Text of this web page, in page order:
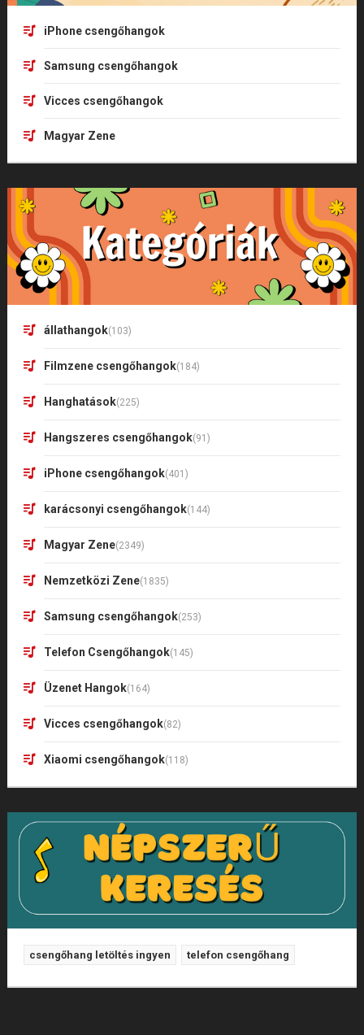
iPhone csengőhangok
Samsung csengőhangok
Vicces csengőhangok
Magyar Zene
állathangok(103)
Filmzene csengőhangok(184)
Hanghatások(225)
Hangszeres csengőhangok(91)
iPhone csengőhangok(401)
karácsonyi csengőhangok(144)
Magyar Zene(2349)
Nemzetközi Zene(1835)
Samsung csengőhangok(253)
Telefon Csengőhangok(145)
Üzenet Hangok(164)
Vicces csengőhangok(82)
Xiaomi csengőhangok(118)
csengőhang letöltés ingyen telefon csengőhang